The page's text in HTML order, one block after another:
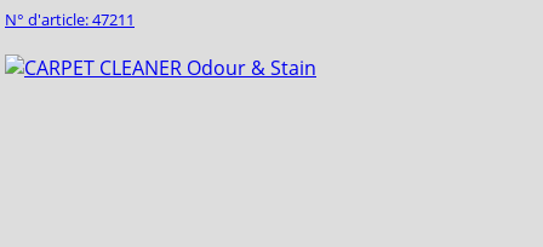
N° d'article: 47211